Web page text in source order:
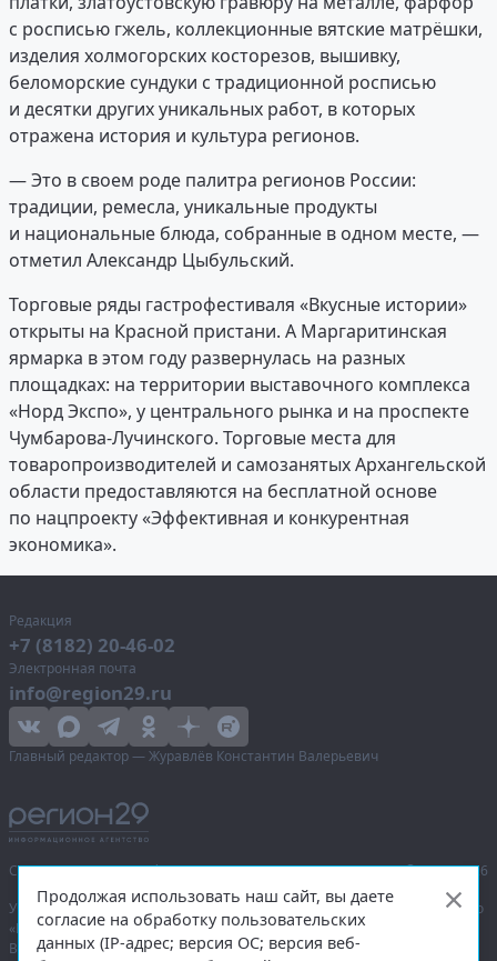
с росписью гжель, коллекционные вятские матрёшки,
изделия холмогорских косторезов, вышивку,
беломорские сундуки с традиционной росписью
и десятки других уникальных работ, в которых
отражена история и культура регионов.
— Это в своем роде палитра регионов России:
традиции, ремесла, уникальные продукты
и национальные блюда, собранные в одном месте, —
отметил Александр Цыбульский.
Торговые ряды гастрофестиваля «Вкусные истории»
открыты на Красной пристани. А Маргаритинская
ярмарка в этом году развернулась на разных
площадках: на территории выставочного комплекса
«Норд Экспо», у центрального рынка и на проспекте
Чумбарова-Лучинского. Торговые места для
товаропроизводителей и самозанятых Архангельской
области предоставляются на бесплатной основе
по нацпроекту «Эффективная и конкурентная
экономика».
Редакция
+7 (8182) 20-46-02
Электронная почта
info@region29.ru
Главный редактор — Журавлёв Константин Валерьевич
Сетевое издание «Информационное агентство Регион 29»,© 2016–2026
Учредитель — общество с ограниченной ответственностью «Агентство
«Правда Севера».
Выписка из реестра зарегистрированных средств массовой
Продолжая использовать наш сайт, вы даете
согласие на обработку пользовательских
данных (IP-адрес; версия ОС; версия веб-